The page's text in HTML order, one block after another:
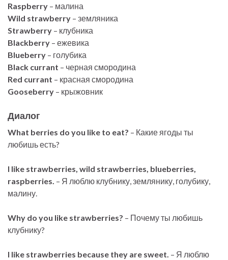
Raspberry – малина
Wild strawberry – земляника
Strawberry – клубника
Blackberry – ежевика
Blueberry – голубика
Black currant – черная смородина
Red currant – красная смородина
Gooseberry – крыжовник
Диалог
What berries do you like to eat? – Какие ягоды ты
любишь есть?
I like strawberries, wild strawberries, blueberries,
raspberries. – Я люблю клубнику, землянику, голубику,
малину.
Why do you like strawberries? – Почему ты любишь
клубнику?
I like strawberries because they are sweet. – Я люблю